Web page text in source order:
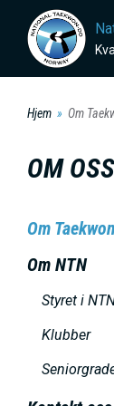
Hjem Om
OM OSS
Om
Om NTN
Styret i
Klubber